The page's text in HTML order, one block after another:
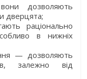
дозволяють
дверцята;
раціонально
в нижніх
— дозволяють
залежно від